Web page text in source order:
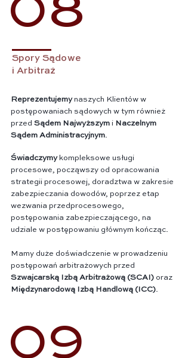
Spory Sądowe
i Arbitraż
Reprezentujemynaszych Klientów w
postępowaniach sądowych w tym również
przed Sądem Najwyższym i Naczelnym
Sądem Administracyjnym.
Świadczymykompleksowe usługi
procesowe, począwszy od opracowania
strategii procesowej, doradztwa w zakresie
zabezpieczania dowodów, poprzez etap
wezwania przedprocesowego,
postępowania zabezpieczającego, na
udziale w postępowaniu głównym kończąc.
Mamy duże doświadczenie w prowadzeniu
postępowań arbitrażowych przed
Szwajcarską Izbą Arbitrażową (SCAI) oraz
Międzynarodową Izbą Handlową (ICC).
09